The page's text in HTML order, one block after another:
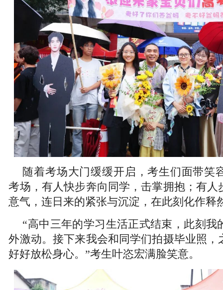
随着考场大门缓缓开启，考生们面带笑
考场，有人快步奔向同学，击掌拥抱；有人
意气，连日来的紧张与沉淀，在此刻化作释
“高中三年的学习生活正式结束，此刻我
外激动。接下来我会和同学们拍摄毕业照，
好好放松身心。”考生叶恣宏满脸笑意。